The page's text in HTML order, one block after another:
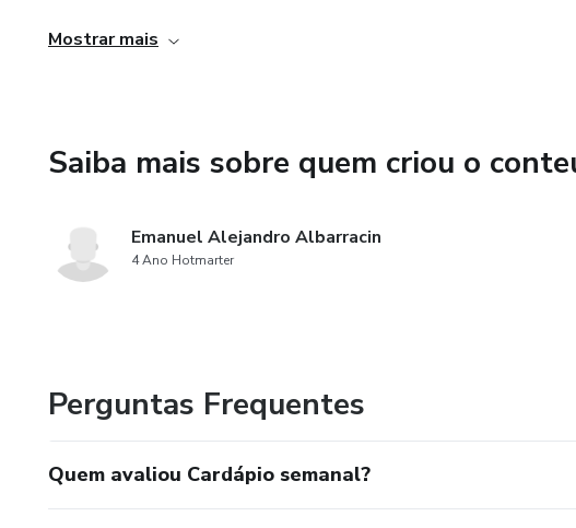
Almoço
Jantar
Mostrar mais
Saiba mais sobre quem criou o
Emanuel Alejandro Albarracin
4 Ano Hotmarter
Perguntas Frequentes
Quem avaliou Cardápio semanal?